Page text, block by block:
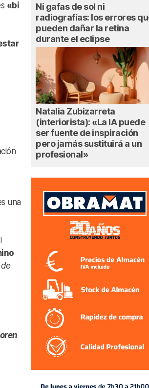
«bi
una
Ni gafas de sol ni
radiografías: los errores
pueden dañar la retina
durante el eclipse
Natalia Zubizarreta
(interiorista): «La IA puede
ser fuente de inspiración
pero jamás sustituirá a un
profesional»